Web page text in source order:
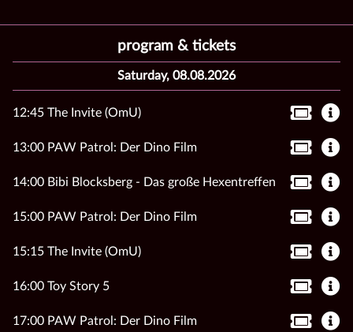
program & tickets
Saturday, 08.08.2026
12:45 The Invite (OmU)
13:00 PAW Patrol: Der Dino Film
14:00 Bibi Blocksberg - Das große Hexentreffen
15:00 PAW Patrol: Der Dino Film
15:15 The Invite (OmU)
16:00 Toy Story 5
17:00 PAW Patrol: Der Dino Film